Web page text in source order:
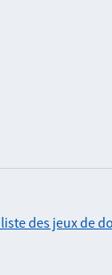
des jeux de